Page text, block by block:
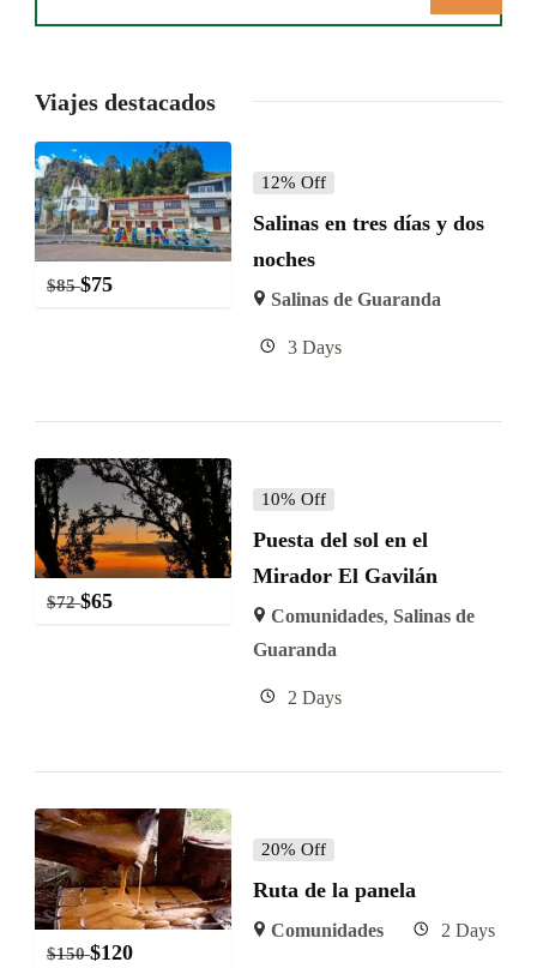
Viajes destacados
$85 $75
12% Off
Salinas en tres días y dos
noches
Salinas de Guaranda
3 Days
$72 $65
10% Off
Puesta del sol en el
Mirador El Gavilán
Comunidades, Salinas de
Guaranda
2 Days
$150 $120
20% Off
Ruta de la panela
Comunidades 2 Days